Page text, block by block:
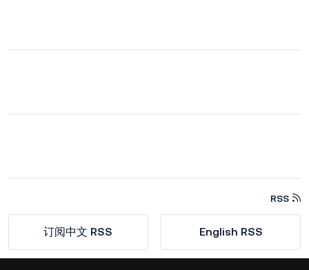
RSS
English RSS
订阅中文 RSS